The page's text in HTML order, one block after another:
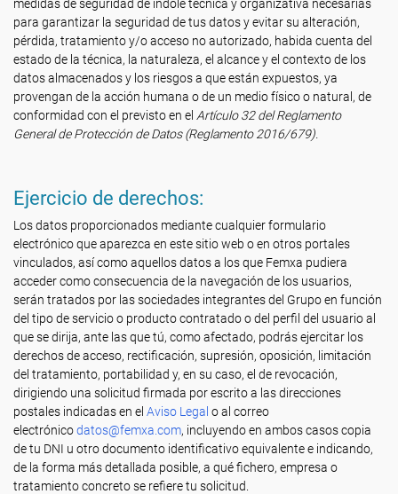
medidas de seguridad de índole técnica y organizativa necesarias
para garantizar la seguridad de tus datos y evitar su alteración,
pérdida, tratamiento y/o acceso no autorizado, habida cuenta del
estado de la técnica, la naturaleza, el alcance y el contexto de los
datos almacenados y los riesgos a que están expuestos, ya
provengan de la acción humana o de un medio físico o natural, de
conformidad con el previsto en el Artículo 32 del Reglamento
General de Protección de Datos (Reglamento 2016/679).
Ejercicio de derechos:
Los datos proporcionados mediante cualquier formulario
electrónico que aparezca en este sitio web o en otros portales
vinculados, así como aquellos datos a los que Femxa pudiera
acceder como consecuencia de la navegación de los usuarios,
serán tratados por las sociedades integrantes del Grupo en función
del tipo de servicio o producto contratado o del perfil del usuario al
que se dirija, ante las que tú, como afectado, podrás ejercitar los
derechos de acceso, rectificación, supresión, oposición, limitación
del tratamiento, portabilidad y, en su caso, el de revocación,
dirigiendo una solicitud firmada por escrito a las direcciones
postales indicadas en el Aviso Legal o al correo
electrónicodatos@femxa.com, incluyendo en ambos casos copia
de tu DNI u otro documento identificativo equivalente e indicando,
de la forma más detallada posible, a qué fichero, empresa o
tratamiento concreto se refiere tu solicitud.